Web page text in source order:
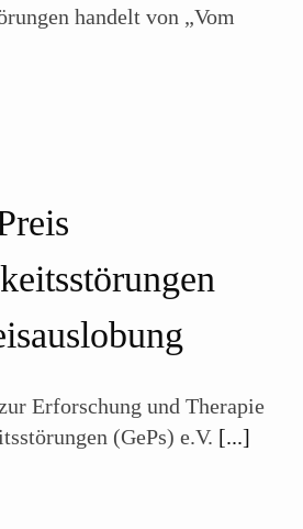
handelt von „Vom
Erforschung und Therapie
(GePs) e.V. [...]